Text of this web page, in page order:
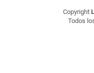
Copyright
Todos